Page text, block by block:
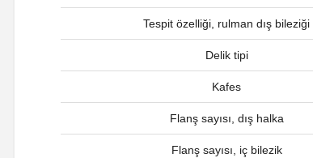
Tespit özelliği, rulman dış bileziği
Delik tipi
Kafes
Flanş sayısı, dış halka
Flanş sayısı, iç bilezik